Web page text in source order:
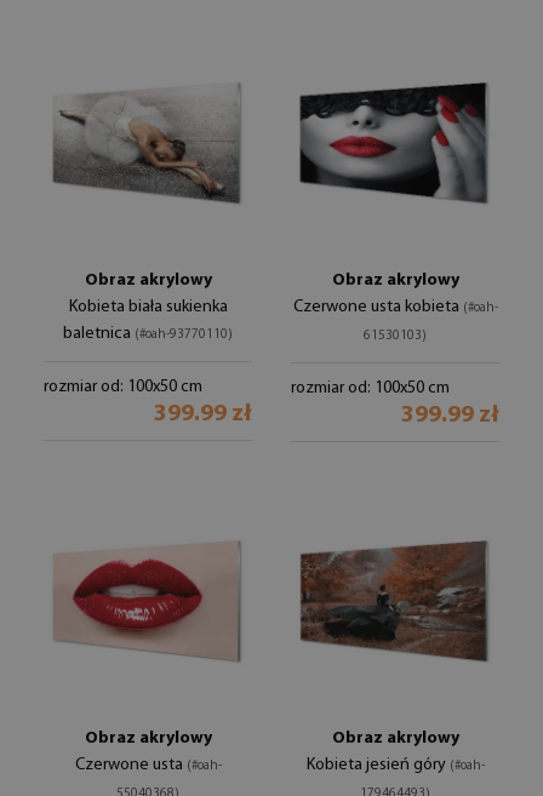
Obraz akrylowy
Kobieta biała sukienka
baletnica (#oah-93770110)
rozmiar od: 100x50 cm
399.99 zł
Obraz akrylowy
Czerwone usta kobieta (#oah-
61530103)
rozmiar od: 100x50 cm
399.99 zł
Obraz akrylowy
Czerwone usta (#oah-
Obraz akrylowy
Kobieta jesień góry (#oah-